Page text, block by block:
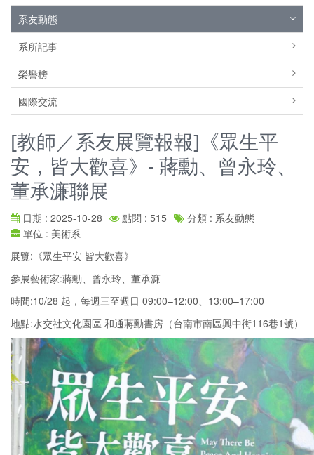
系友動態
系所記事
榮譽榜
國際交流
[教師／系友展覽報報]《眾生平
安，皆大歡喜》- 蔣勳、曾永玲、
董承濂聯展
日期 : 2025-10-28 點閱 : 515
分類 : 系友動態
單位 : 美術系
展覽:《眾生平安 皆大歡喜》
參展藝術家:蔣勳、曾永玲、董承濂
時間:10/28 起，每週三至週日 09:00–12:00、13:00–17:00
地點:水交社文化園區 和通蔣勳書房（台南市南區興中街116巷1號）